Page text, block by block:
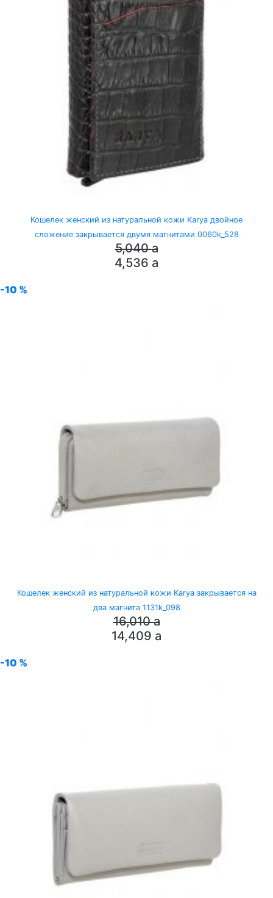
Кошелек женский из натуральной кожи Karya двойное
сложение закрывается двумя магнитами 0060k_528
5,040a
4,536 a
-10 %
Кошелек женский из натуральной кожи Karya закрывается на
два магнита 1131k_098
16,010a
14,409 a
-10 %